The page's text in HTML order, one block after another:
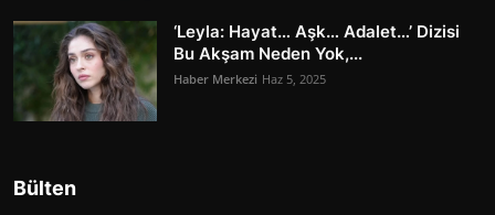
‘Leyla: Hayat… Aşk… Adalet…’ Dizisi
Bu Akşam Neden Yok,...
Haber Merkezi Haz 5, 2025
Bülten